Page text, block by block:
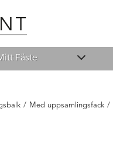
Fäste
/ Med uppsamlingsfack /